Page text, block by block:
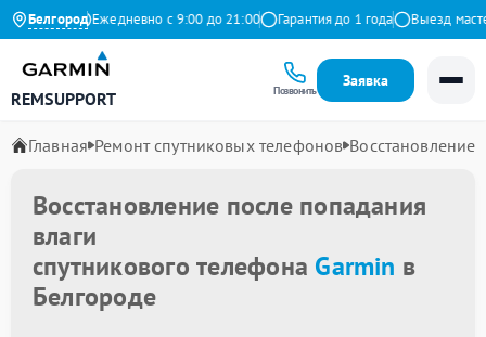
Белгород
Яндекс Ежедневно с 9:00 до 21:00 Гарантия до 1 года Выезд мастера
REMSUPPORT Позвонить
Заявка
Главная Ремонт спутниковых телефонов Восстановление
Восстановление после попадания
влаги
спутникового телефона Garmin в
Белгороде